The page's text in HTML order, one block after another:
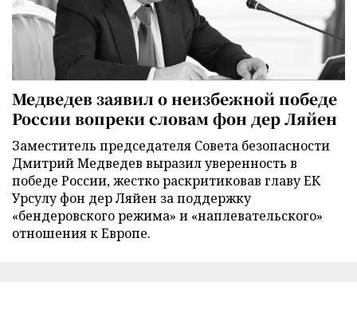
Медведев заявил о неизбежной победе
России вопреки словам фон дер Ляйен
Заместитель председателя Совета безопасности
Дмитрий Медведев выразил уверенность в
победе России, жестко раскритиковав главу ЕК
Урсулу фон дер Ляйен за поддержку
«бендеровского режима» и «наплевательского»
отношения к Европе.